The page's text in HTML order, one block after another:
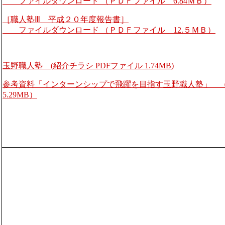
［職人塾Ⅲ 平成２０年度報告書］
ファイルダウンロード （ＰＤＦファイル 12.５ＭＢ）
玉野職人塾 (紹介チラシ PDFファイル 1.74MB)
参考資料「インターンシップで飛躍を目指す玉野職人塾」
5.29MB）